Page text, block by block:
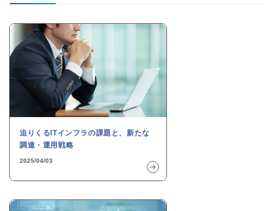
迫りくるITインフラの課題と、新たな
調達・運用戦略
2025/04/03